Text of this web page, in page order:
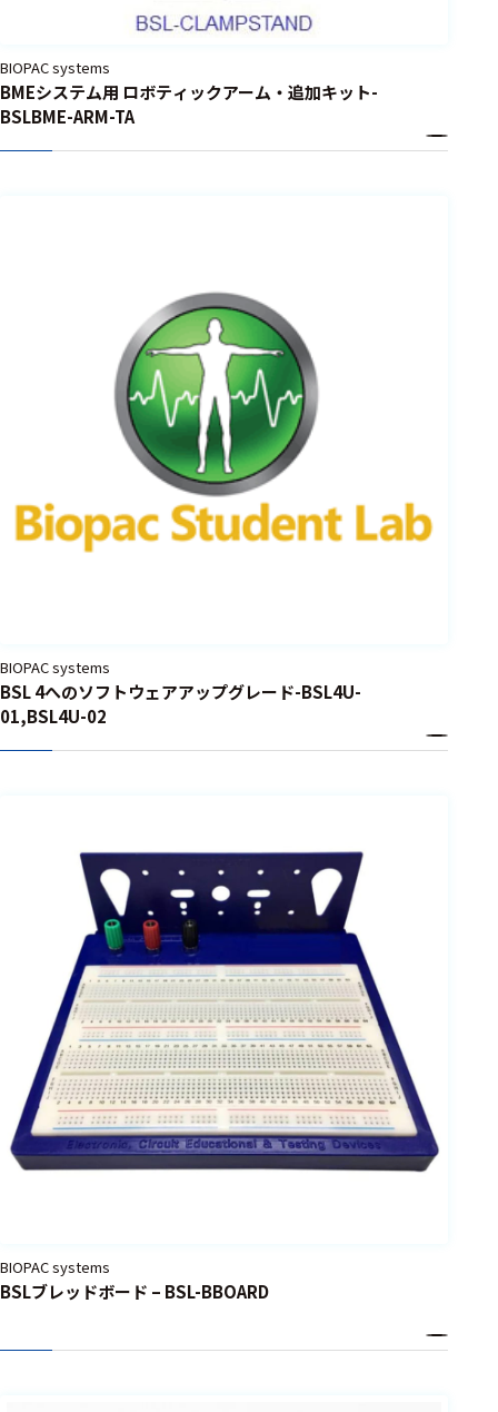
BIOPAC systems
BMEシステム用 ロボティックアーム・追加キット-
BSLBME-ARM-TA
BIOPAC systems
BSL 4へのソフトウェアアップグレード-BSL4U-
01,BSL4U-02
BIOPAC systems
BSLブレッドボード – BSL-BBOARD